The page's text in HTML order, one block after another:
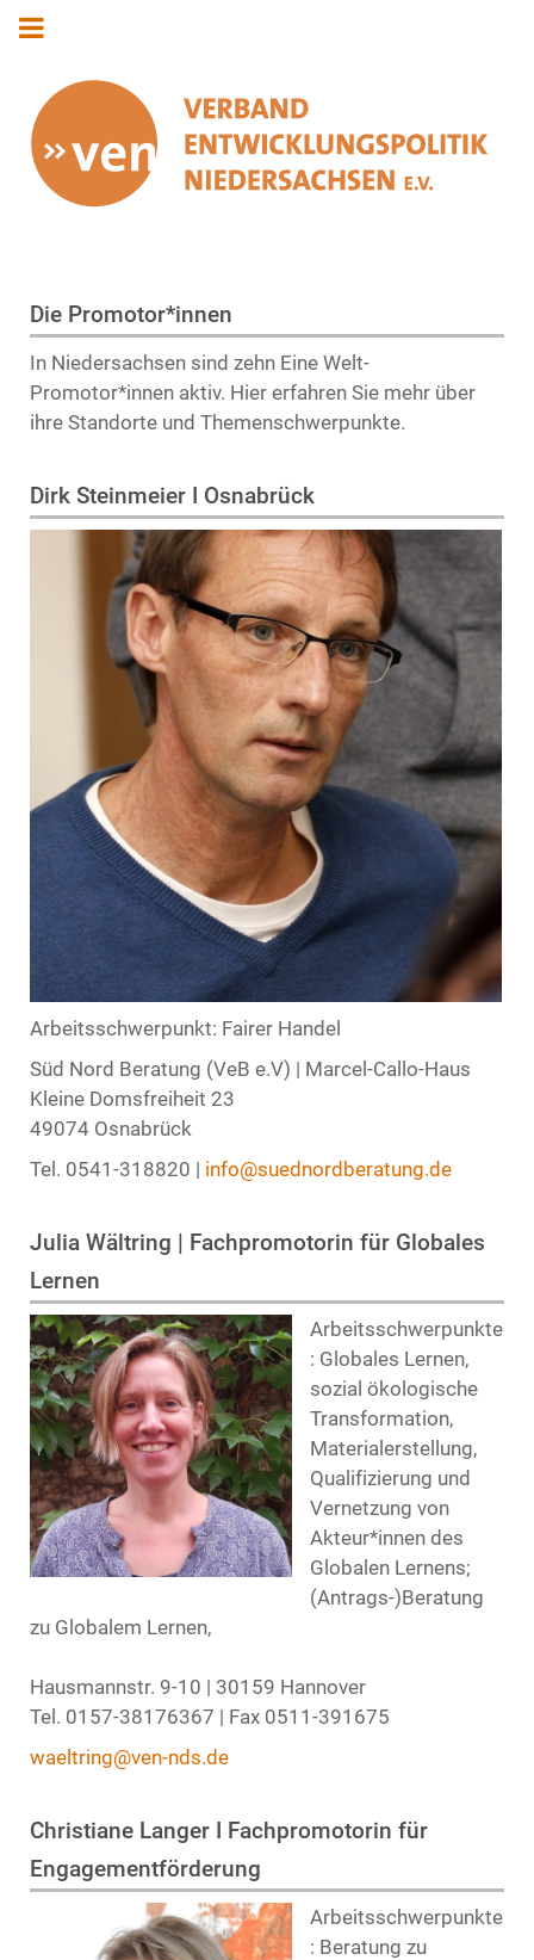
Die Promotor*innen
In Niedersachsen sind zehn Eine Welt-
Promotor*innen aktiv. Hier erfahren Sie mehr über
ihre Standorte und Themenschwerpunkte.
Dirk Steinmeier I Osnabrück
Arbeitsschwerpunkt: Fairer Handel
Süd Nord Beratung (VeB e.V) | Marcel-Callo-Haus
Kleine Domsfreiheit 23
49074 Osnabrück
Tel. 0541-318820 | info@suednordberatung.de
Julia Wältring | Fachpromotorin für Globales
Lernen
Arbeitsschwerpunkte
: Globales Lernen,
sozial ökologische
Transformation,
Materialerstellung,
Qualifizierung und
Vernetzung von
Akteur*innen des
Globalen Lernens;
(Antrags-)Beratung
zu Globalem Lernen,
Hausmannstr. 9-10 | 30159 Hannover
Tel. 0157-38176367 | Fax 0511-391675
waeltring@ven-nds.de
Christiane Langer I Fachpromotorin für
Engagementförderung
Arbeitsschwerpunkte
: Beratung zu